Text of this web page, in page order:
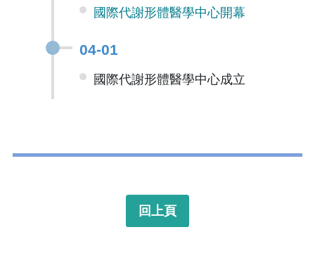
國際代謝形體醫學中心開幕
04-01
國際代謝形體醫學中心成立
回上頁